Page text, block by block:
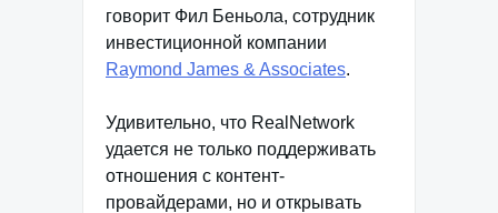
говорит Фил Беньола, сотрудник
инвестиционной компании
Raymond James & Associates.
Удивительно, что RealNetwork
удается не только поддерживать
отношения с контент-
провайдерами, но и открывать